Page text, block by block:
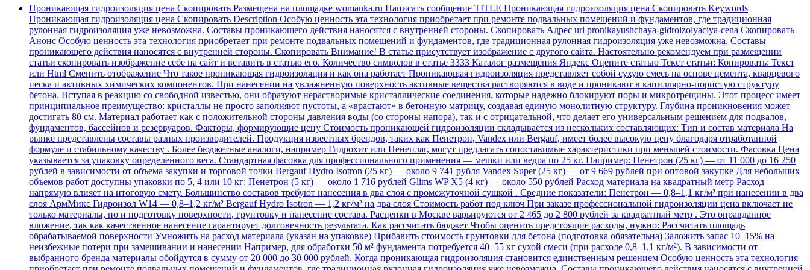
Проникающая гидроизоляция цена Скопировать Размещена на площадке womanka.ru Написать сообщение TITLE Проникающая гидроизоляция цена Скопировать Keywords
Проникающая гидроизоляция цена Скопировать Description Особую ценность эта технология приобретает при ремонте подвальных помещений и фундаментов, где традиционная
рулонная гидроизоляция уже невозможна. Составы проникающего действия наносятся с внутренней стороны. Скопировать Адрес url pronikayushchaya-gidroizolyaciya-cena Скопировать
Анонс Особую ценность эта технология приобретает при ремонте подвальных помещений и фундаментов, где традиционная рулонная гидроизоляция уже невозможна. Составы
проникающего действия наносятся с внутренней стороны. Скопировать Внимание! В статье присутствует изображение с другого сайта. Настоятельно рекомендуем при размещении
статьи скопировать изображение себе на сайт и вставить в статью его. Количество символов в статье 3333 Каталог размещения Яндекс Оцените статью Текст статьи: Копировать: Текст
или Html Cменить отображение Что такое проникающая гидроизоляция и как она работает Проникающая гидроизоляция представляет собой сухую смесь на основе цемента, кварцевого
песка и активных химических компонентов. При нанесении на увлажненную поверхность активные вещества растворяются в воде и проникают в капиллярно-пористую структуру
бетона. Вступая в реакцию со свободной известью, они образуют нерастворимые кристаллические соединения, которые надежно блокируют поры и микротрещины. Этот процесс имеет
принципиальное преимущество: кристаллы не просто заполняют пустоты, а «врастают» в бетонную матрицу, создавая единую монолитную структуру. Глубина проникновения может
достигать 80 см. Материал работает как с положительной стороны давления воды (со стороны напора), так и с отрицательной, что делает его универсальным решением для подвалов,
фундаментов, бассейнов и резервуаров. Факторы, формирующие цену Стоимость проникающей гидроизоляции складывается из нескольких составляющих: Тип и состав материала На
рынке представлены составы разных производителей. Продукция известных брендов, таких как Пенетрон, Vandex или Bergauf, имеет более высокую цену благодаря отработанной
формуле и стабильному качеству . Более бюджетные аналоги, например Гидрохит или Пенеплаг, могут предлагать сопоставимые характеристики при меньшей стоимости. Фасовка Цена
указывается за упаковку определенного веса. Стандартная фасовка для профессионального применения — мешки или ведра по 25 кг. Например: Пенетрон (25 кг) — от 11 000 до 16 250
рублей в зависимости от объема закупки и торговой точки Bergauf Hydro Isotron (25 кг) — около 9 741 рубля Vandex Super (25 кг) — от 9 669 рублей при оптовой закупке Для небольших
объемов работ доступны упаковки по 5, 4 или 10 кг: Пенетрон (5 кг) — около 1 716 рублей Glims WP X5 (4 кг) — около 550 рублей Расход материала на квадратный метр Расход
напрямую влияет на итоговую смету. Большинство составов требуют нанесения в два слоя с промежуточной сушкой . Средние показатели: Пенетрон — 0,8–1,1 кг/м² при нанесении в два
слоя АрмМикс Гидроизол W14 — 0,8–1,2 кг/м² Bergauf Hydro Isotron — 1,2 кг/м² на два слоя Стоимость работ под ключ При заказе профессиональной гидроизоляции цена включает не
только материалы, но и подготовку поверхности, грунтовку и нанесение состава. Расценки в Москве варьируются от 2 465 до 2 800 рублей за квадратный метр . Это оправданное
вложение, так как качественное нанесение гарантирует долговечность результата. Как рассчитать бюджет Чтобы оценить предстоящие расходы, нужно: Рассчитать площадь
обрабатываемой поверхности Умножить на расход материала (указан на упаковке) Прибавить стоимость грунтовки для бетона (подготовка обязательна) Заложить запас 10–15% на
неизбежные потери при замешивании и нанесении Например, для обработки 50 м² фундамента потребуется 40–55 кг сухой смеси (при расходе 0,8–1,1 кг/м²). В зависимости от
выбранного бренда материалы обойдутся в сумму от 20 000 до 30 000 рублей. Когда проникающая гидроизоляция становится единственным решением Особую ценность эта технология